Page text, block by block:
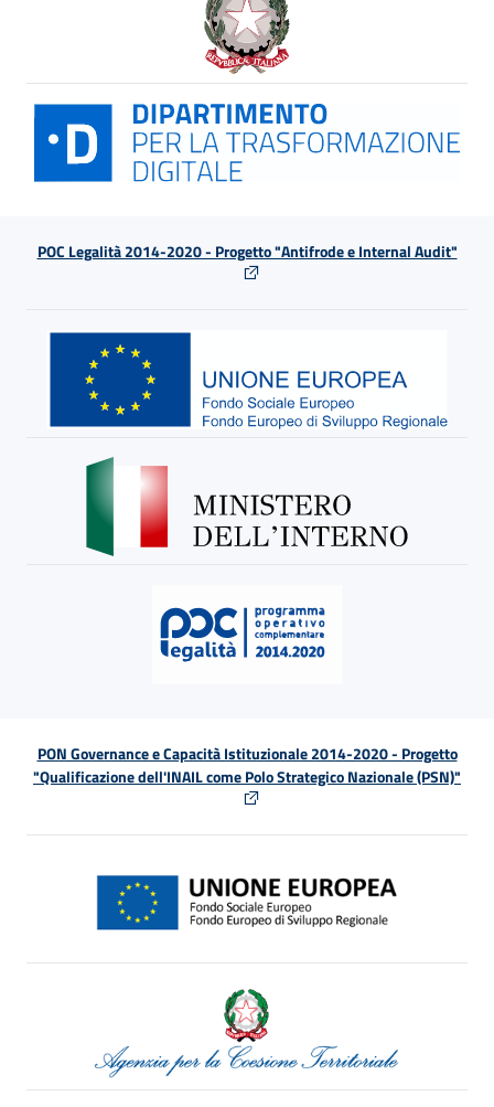
POC Legalità 2014-2020 - Progetto "Antifrode e Internal Audit"
PON Governance e Capacità Istituzionale 2014-2020 - Progetto
"Qualificazione dell'INAIL come Polo Strategico Nazionale (PSN)"